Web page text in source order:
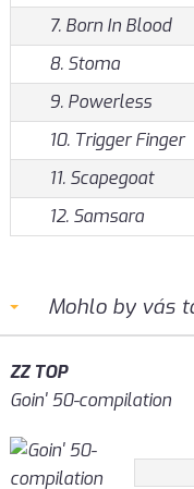
7. Born In Blood
8. Stoma
9. Powerless
10. Trigger Finger
11. Scapegoat
12. Samsara
Mohlo by vás
ZZ TOP
Goin' 50-compilation